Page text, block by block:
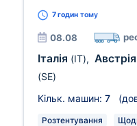
7 годин тому
08.08
Італія (IT), Австрія
(SE)
Кільк. машин: 7
Розтентування